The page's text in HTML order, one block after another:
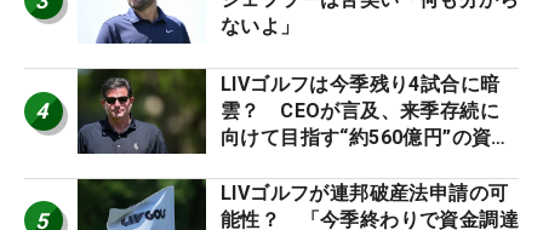
ないよ」
4
LIVゴルフは今季残り4試合に暗
雲？ CEOが言及、来季存続に
向けて目指す“約560億円”の資金
5
LIVゴルフが連邦破産法申請の可
能性？ 「今季終わりで資金調達